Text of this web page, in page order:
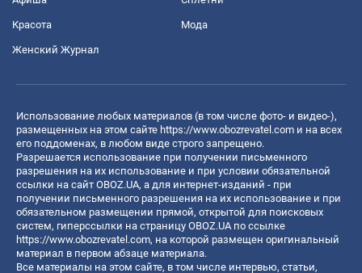
Красота Мода
Женский Журнал
Использование любых материалов (в том числе фото- и видео-),
размещенных на этом сайте https://www.obozrevatel.com и на всех
его поддоменах, в любом виде строго запрещено.
Разрешается использование при получении письменного
разрешения на их использование и при условии обязательной
ссылки на сайт OBOZ.UA, а для интернет-изданий - при
получении письменного разрешения на их использование и при
обязательном размещении прямой, открытой для поисковых
систем, гиперссылки на страницу OBOZ.UA по ссылке
https://www.obozrevatel.com, на которой размещен оригинальный
материал в первом абзаце материала.
Все материалы на этом сайте, в том числе интервью, статьи,